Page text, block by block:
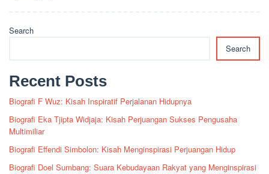
Search
Search
Recent Posts
Biografi F Wuz: Kisah Inspiratif Perjalanan Hidupnya
Biografi Eka Tjipta Widjaja: Kisah Perjuangan Sukses Pengusaha
Multimiliar
Biografi Effendi Simbolon: Kisah Menginspirasi Perjuangan Hidup
Biografi Doel Sumbang: Suara Kebudayaan Rakyat yang Menginspirasi